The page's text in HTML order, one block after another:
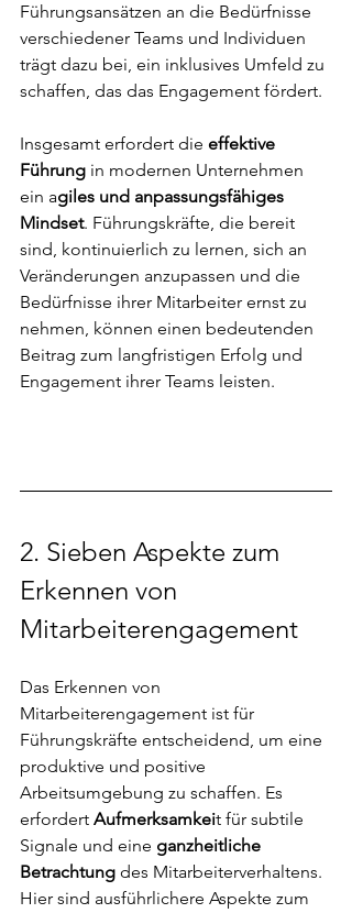
Führungsansätzen an die Bedürfnisse
verschiedener Teams und Individuen
trägt dazu bei, ein inklusives Umfeld zu
schaffen, das das Engagement fördert.
Insgesamt erfordert die effektive
Führung in modernen Unternehmen
ein agiles und anpassungsfähiges
Mindset. Führungskräfte, die bereit
sind, kontinuierlich zu lernen, sich an
Veränderungen anzupassen und die
Bedürfnisse ihrer Mitarbeiter ernst zu
nehmen, können einen bedeutenden
Beitrag zum langfristigen Erfolg und
Engagement ihrer Teams leisten.
2. Sieben Aspekte zum
Erkennen von
Mitarbeiterengagement
Das Erkennen von
Mitarbeiterengagement ist für
Führungskräfte entscheidend, um eine
produktive und positive
Arbeitsumgebung zu schaffen. Es
erfordert Aufmerksamkeit für subtile
Signale und eine ganzheitliche
Betrachtung des Mitarbeiterverhaltens.
Hier sind ausführlichere Aspekte zum